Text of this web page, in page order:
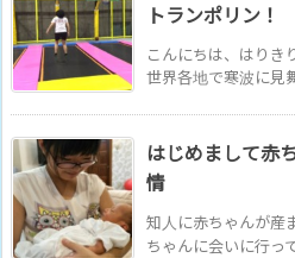
トランポリン！
こんにちは、はりき
世界各地で寒波に見
はじめまして赤
情
知人に赤ちゃんが産
ちゃんに会いに行っ